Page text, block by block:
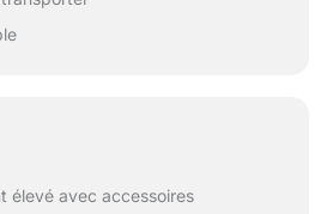
élevé avec accessoires